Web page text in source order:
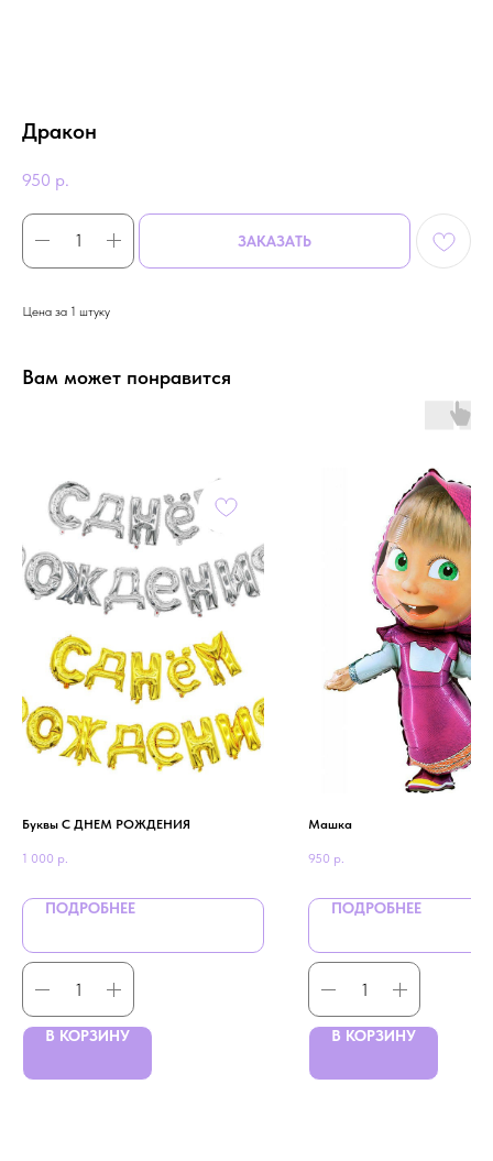
Дракон
950 р.
ЗАКАЗАТЬ
Цена за 1 штуку
Вам может понравится
Буквы С ДНЕМ РОЖДЕНИЯ
1 000 р.
ПОДРОБНЕЕ
В КОРЗИНУ
Машка
950 р.
ПОДРОБНЕЕ
В КОРЗИНУ